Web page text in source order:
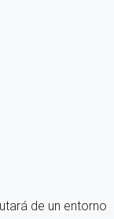
de un entorno